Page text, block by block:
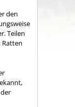
den
Teilen
Ratten